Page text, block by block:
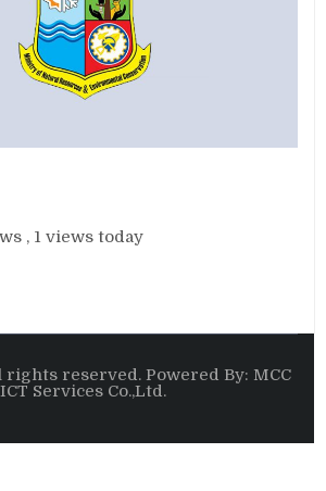
, 1 views today
reserved. Powered By: MCC
ICT Services Co.,Ltd.